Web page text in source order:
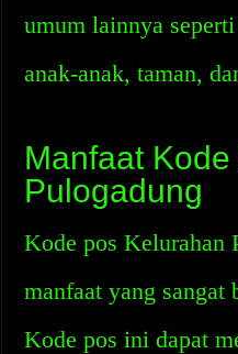
umum lainnya
anak-anak, taman,
Manfaat
Pulogadung
Kode pos Kelurahan
manfaat yang sangat
Kode pos ini dapat